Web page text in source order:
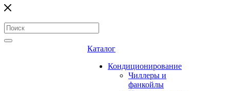
Каталог
Кондиционирование
Чиллеры и
фанкойлы